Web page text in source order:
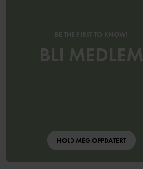
BE THE FIRST TO KNOW!
BLI MEDLEM
HOLD MEG OPPDATERT